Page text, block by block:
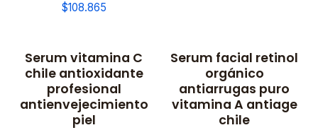
$108.865
Serum vitamina C
chile antioxidante
profesional
antienvejecimiento
piel
Serum facial retinol
orgánico
antiarrugas puro
vitamina A antiage
chile